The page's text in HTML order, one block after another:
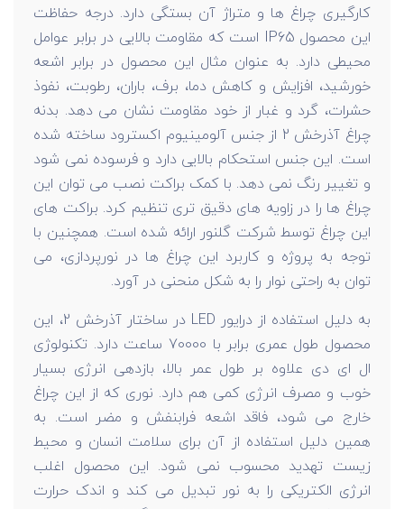
کارگیری چراغ ها و متراژ آن بستگی دارد. درجه حفاظت
این محصول IP65 است که مقاومت بالایی در برابر عوامل
محیطی دارد. به عنوان مثال این محصول در برابر اشعه
خورشید، افزایش و کاهش دما، برف، باران، رطوبت، نفوذ
حشرات، گرد و غبار از خود مقاومت نشان می دهد. بدنه
چراغ آذرخش 2 از جنس آلومینیوم اکسترود ساخته شده
است. این جنس استحکام بالایی دارد و فرسوده نمی شود
و تغییر رنگ نمی دهد. با کمک براکت نصب می توان این
چراغ ها را در زاویه های دقیق تری تنظیم کرد. براکت های
این چراغ توسط شرکت گلنور ارائه شده است. همچنین با
توجه به پروژه و کاربرد این چراغ ها در نورپردازی، می
توان به راحتی نوار را به شکل منحنی در آورد.
به دلیل استفاده از درایور LED در ساختار آذرخش 2، این
محصول طول عمری برابر با 70000 ساعت دارد. تکنولوژی
ال ای دی علاوه بر طول عمر بالا، بازدهی انرژی بسیار
خوب و مصرف انرژی کمی هم دارد. نوری که از این چراغ
خارج می شود، فاقد اشعه فرابنفش و مضر است. به
همین دلیل استفاده از آن برای سلامت انسان و محیط
زیست تهدید محسوب نمی شود. این محصول اغلب
انرژی الکتریکی را به نور تبدیل می کند و اندک حرارت